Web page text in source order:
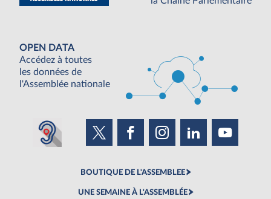
OPEN DATA
Accédez à toutes
les données de
l'Assemblée nationale
BOUTIQUE DE L'ASSEMBLEE
UNE SEMAINE À L'ASSEMBLÉE